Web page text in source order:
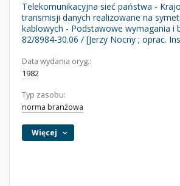
Telekomunikacyjna sieć państwa -
transmisji danych realizowane na
kablowych - Podstawowe wymagania i
82/8984-30.06 / [Jerzy Nocny ; oprac.
Data wydania oryg.:
1982
Typ zasobu:
norma branżowa
Więcej